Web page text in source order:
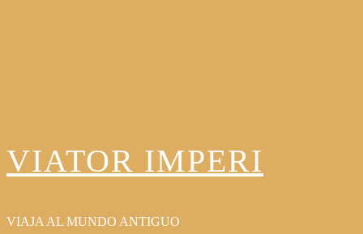
VIATOR IMPERI
VIAJA AL MUNDO ANTIGUO